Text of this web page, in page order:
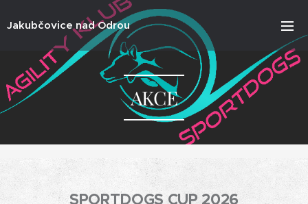
Jakubčovice nad Odrou
AKCE
SPORTDOGS CUP 2026